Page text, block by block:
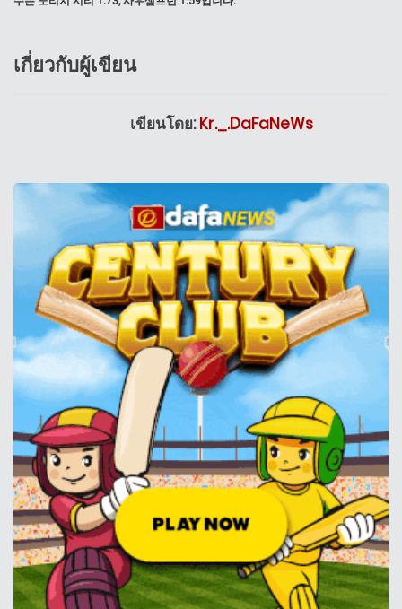
เกี่ยวกับผู้เขียน
เขียนโดย:Kr._.DaFaNeWs